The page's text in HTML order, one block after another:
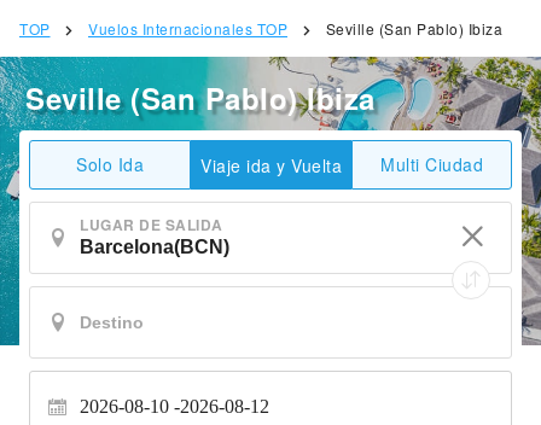
TOP Vuelos Internacionales TOP Seville (San Pablo) Ibiza
Seville (San Pablo) Ibiza
Solo Ida Viaje ida y Vuelta Multi Ciudad
LUGAR DE SALIDA
2026-08-10 2026-08-12